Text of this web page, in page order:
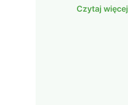
Czytaj więcej